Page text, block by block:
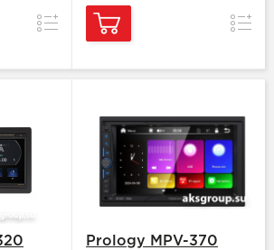
Сравнение
Prology MPV-370